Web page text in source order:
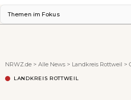
Themen im Fokus
Ferienzauber '26
Testturm
NRWZ.de > Alle News > Landkreis Rottweil >
LANDKREIS ROTTWEIL